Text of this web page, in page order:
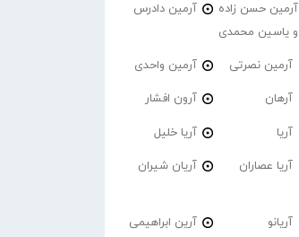
آرمین حسن زاده
و یاسین محمدی
آرمین دادرس
آرمین نصرتی آرمین واحدی
آرهان آرون افشار
آریا آریا خلیل
آریا عصاران آریان شیران
آریانو آرین ابراهیمی